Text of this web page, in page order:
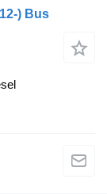
) Bus